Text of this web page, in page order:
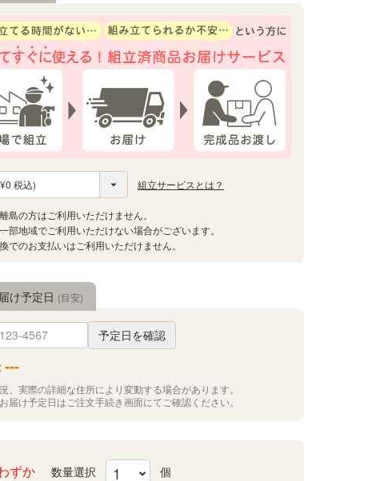
須)
組立サービスとは？
け予定日 (目安)
予定日を確認
---
、実際の詳細な住所により変動する場合があります。
届け予定日はご注文手続き画面にてご確認ください。
ずか